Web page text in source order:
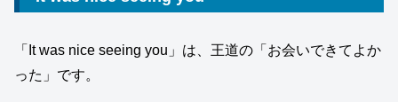
「It was nice seeing you」は、王道の「お会いできてよか
った」です。